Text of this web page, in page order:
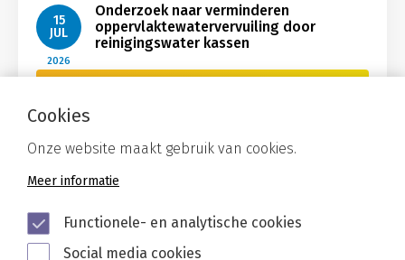
15
JUL
2026
Onderzoek naar verminderen
oppervlaktewatervervuiling door
reinigingswater kassen
Cookies
Onze website maakt gebruik van cookies.
Meer informatie
Functionele- en analytische cookies
Social media cookies